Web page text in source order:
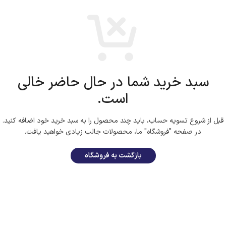
سبد خرید شما در حال حاضر خالی
است.
قبل از شروع تسویه حساب، باید چند محصول را به سبد خرید خود اضافه کنید.
در صفحه "فروشگاه" ما، محصولات جالب زیادی خواهید یافت.
بازگشت به فروشگاه